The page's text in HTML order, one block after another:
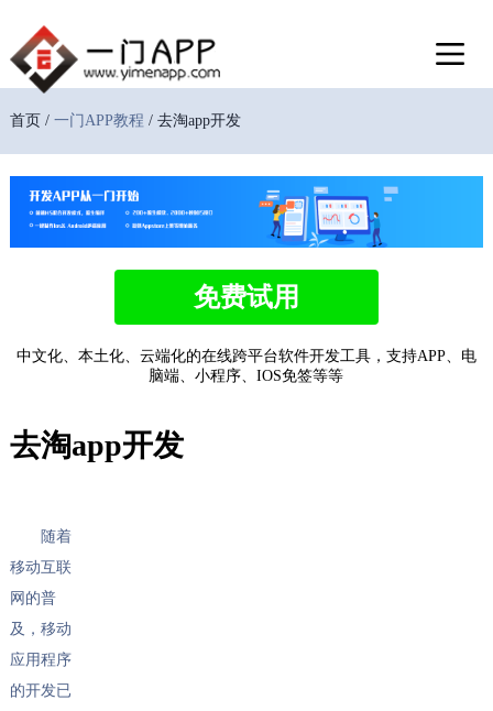
首页 / 一门APP教程 / 去淘app开发
免费试用
中文化、本土化、云端化的在线跨平台软件开发工具，支持APP、电
脑端、小程序、IOS免签等等
去淘app开发
随着
移动互联
网的普
及，移动
应用程序
的开发已